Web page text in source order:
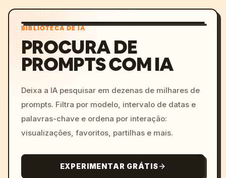
BIBLIOTECA DE IA
PROCURA DE
PROMPTS COM IA
Deixa a IA pesquisar em dezenas de milhares de
prompts. Filtra por modelo, intervalo de datas e
palavras-chave e ordena por interação:
visualizações, favoritos, partilhas e mais.
EXPERIMENTAR GRÁTIS